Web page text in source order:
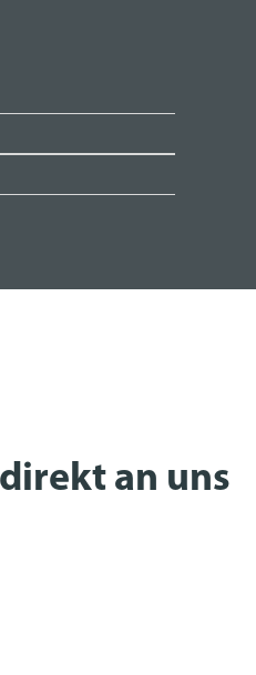
an uns